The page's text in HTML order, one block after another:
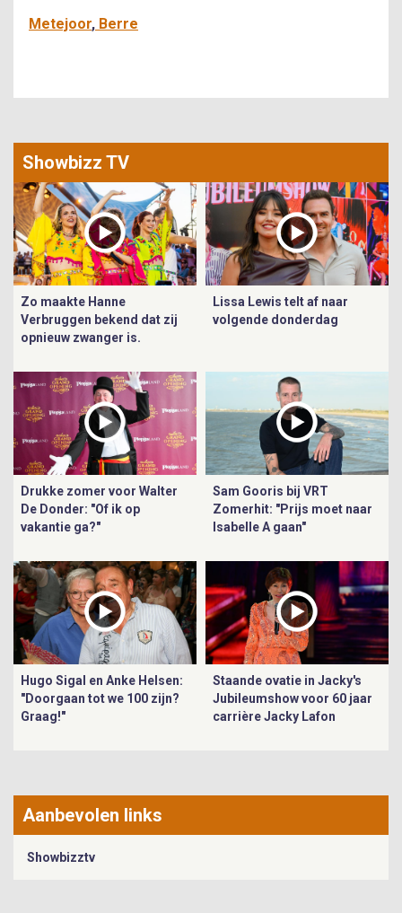
Metejoor Berre
Showbizz TV
Zo maakte Hanne
Verbruggen bekend dat zij
opnieuw zwanger is.
Lissa Lewis telt af naar
volgende donderdag
Drukke zomer voor Walter
De Donder: "Of ik op
vakantie ga?"
Sam Gooris bij VRT
Zomerhit: "Prijs moet naar
Isabelle A gaan"
Hugo Sigal en Anke Helsen:
"Doorgaan tot we 100 zijn?
Graag!"
Staande ovatie in Jacky's
Jubileumshow voor 60 jaar
carrière Jacky Lafon
Aanbevolen links
Showbizztv